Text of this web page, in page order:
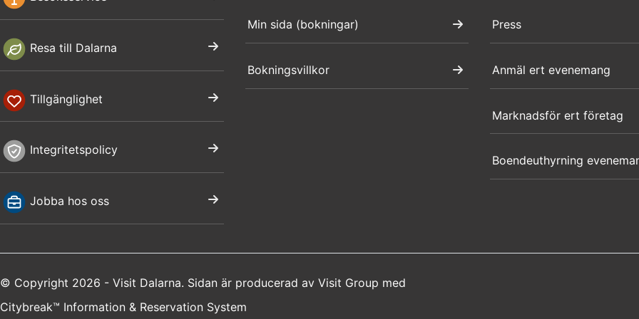
Resa till Dalarna
Tillgänglighet
Integritetspolicy
Jobba hos oss
Min sida (bokningar)
Bokningsvillkor
Press
Anmäl ert evenemang
Marknadsför ert företag
Boendeuthyrning
© Copyright 2026 - Visit Dalarna. Sidan är producerad av Visit Group med
Citybreak™ Information & Reservation System